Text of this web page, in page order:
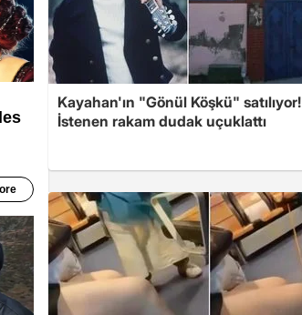
Kayahan'ın "Gönül Köşkü" satılıyor!
İstenen rakam dudak uçuklattı